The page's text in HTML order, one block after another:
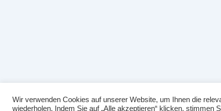
Wir verwenden Cookies auf unserer Website, um Ihnen die
wiederholen. Indem Sie auf „Alle akzeptieren“ klicken,